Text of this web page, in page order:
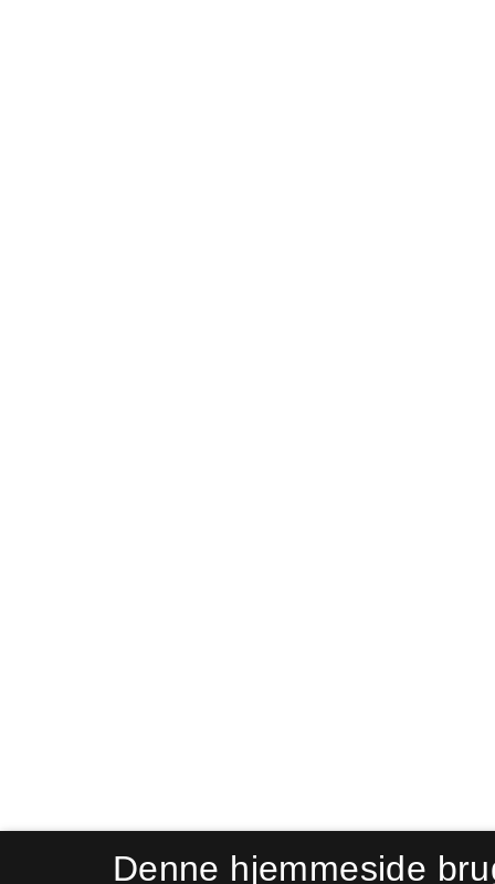
Denne hjemmeside